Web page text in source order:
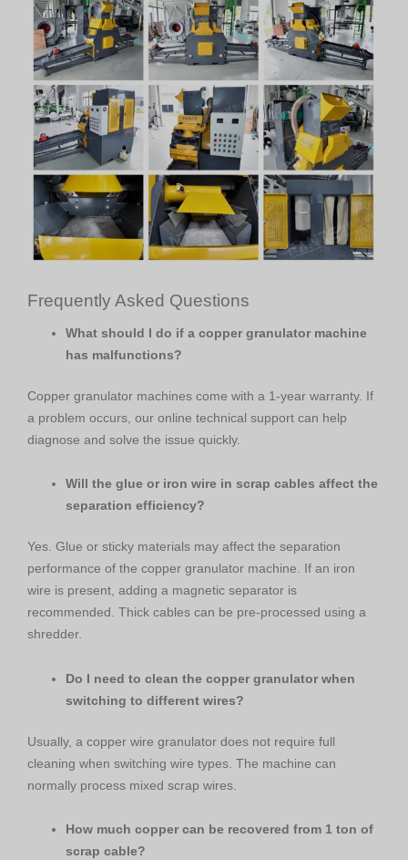
Frequently Asked Questions
What should I do if a copper granulator machine
has malfunctions?
Copper granulator machines come with a 1-year warranty. If
a problem occurs, our online technical support can help
diagnose and solve the issue quickly.
Will the glue or iron wire in scrap cables affect the
separation efficiency?
Yes. Glue or sticky materials may affect the separation
performance of the copper granulator machine. If an iron
wire is present, adding a magnetic separator is
recommended. Thick cables can be pre-processed using a
shredder.
Do I need to clean the copper granulator when
switching to different wires?
Usually, a copper wire granulator does not require full
cleaning when switching wire types. The machine can
normally process mixed scrap wires.
How much copper can be recovered from 1 ton of
scrap cable?